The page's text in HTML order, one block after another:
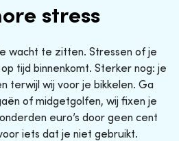
stress
wacht te zitten. Stressen of je
tijd binnenkomt. Sterker nog: je
terwijl wij voor je bikkelen. Ga
of midgetgolfen, wij fixen je
euro’s door geen cent
iets dat je niet gebruikt.